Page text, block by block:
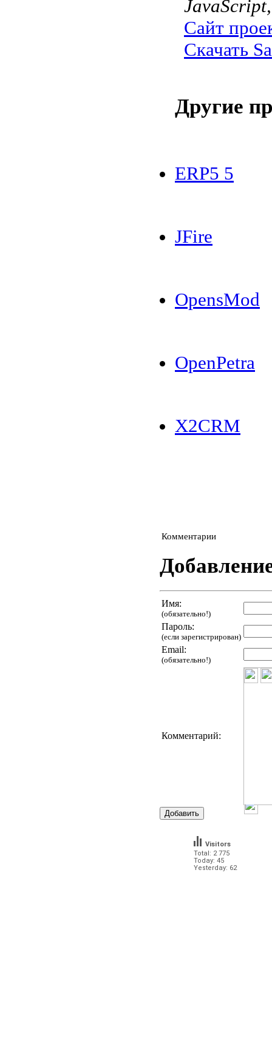
Сайт
Скачать
Другие
ERP5 5
JFire
OpensMod
OpenPetra
X2CRM
Комментарии
Имя:
(обязательно!)
Пароль:
(если зарегистрирован)
Email:
(обязательно!)
Комментарий:
Total: 2 775
Today: 45
Yesterday: 62
Visitors